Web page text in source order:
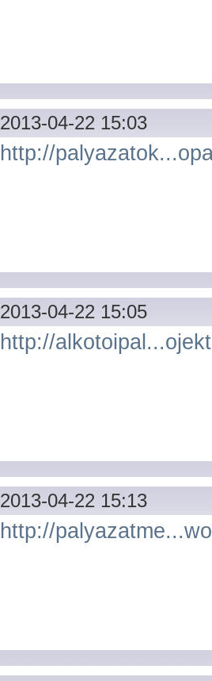
2013-04-22 15:03
http://
2013-04-22 15:05
http://
2013-04-22 15:13
http://